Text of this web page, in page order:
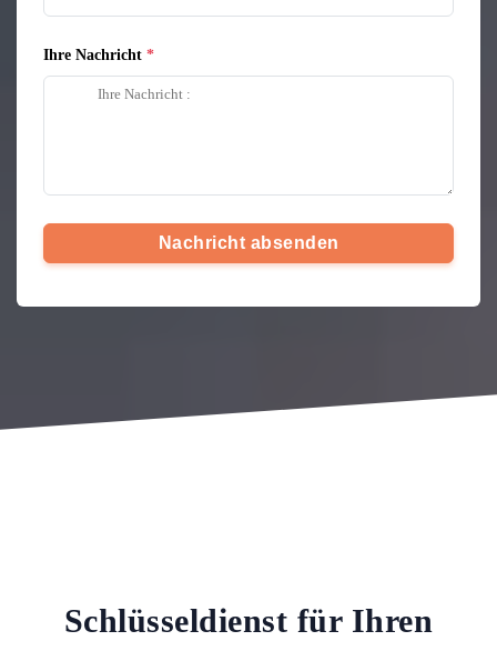
Ihre Nachricht
Nachricht absenden
Schlüsseldienst für Ihren